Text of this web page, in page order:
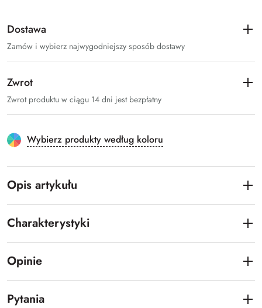
Dostawa
Zamów i wybierz najwygodniejszy sposób dostawy
Zwrot
Zwrot produktu w ciągu 14 dni jest bezpłatny
Wybierz produkty według koloru
Opis artykułu
Charakterystyki
Opinie
Pytania